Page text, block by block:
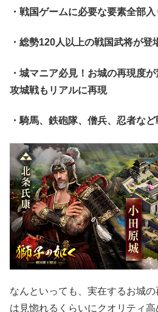
・戦国ゲームに必要な要素全部入
・総勢120人以上の戦国武将が登
・城マニア必見！お城の再現度
攻城戦もリアルに再現
・騎馬、鉄砲隊、僧兵、忍者な
なんといっても、実在するお城
は見惚れるくらいにクオリティ高